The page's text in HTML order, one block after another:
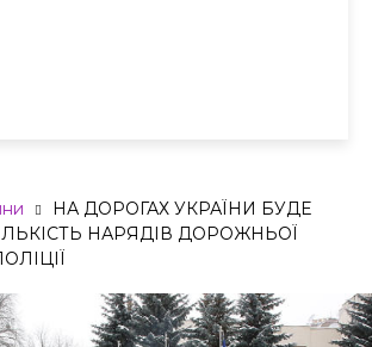
НА ДОРОГАХ УКРАЇНИ БУДЕ
НАРЯДІВ ДОРОЖНЬОЇ